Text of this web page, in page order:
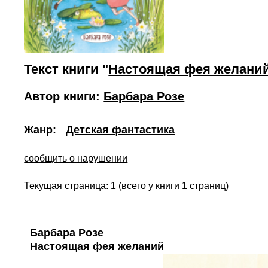
Текст книги "Настоящая фея
Автор книги: Барбара Розе
Жанр: Детская фантастика
сообщить о нарушении
Текущая страница: 1 (всего у книги 1 страниц)
Барбара Розе
Настоящая фея желаний